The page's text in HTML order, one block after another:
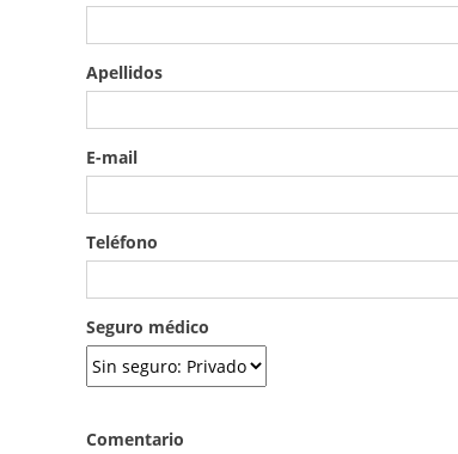
Apellidos
E-mail
Teléfono
Seguro médico
Comentario